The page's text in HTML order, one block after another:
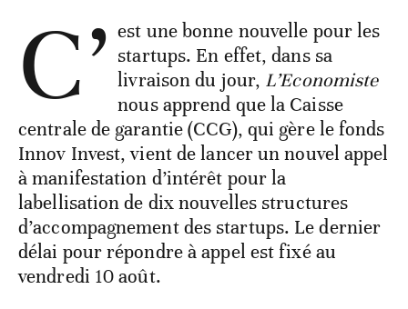
C’ est une bonne nouvelle pour les
startups. En effet, dans sa
livraison du jour, L’Economiste
nous apprend que la Caisse
centrale de garantie (CCG), qui gère le fonds
Innov Invest, vient de lancer un nouvel appel
à manifestation d’intérêt pour la
labellisation de dix nouvelles structures
d’accompagnement des startups. Le dernier
délai pour répondre à appel est fixé au
vendredi 10 août.